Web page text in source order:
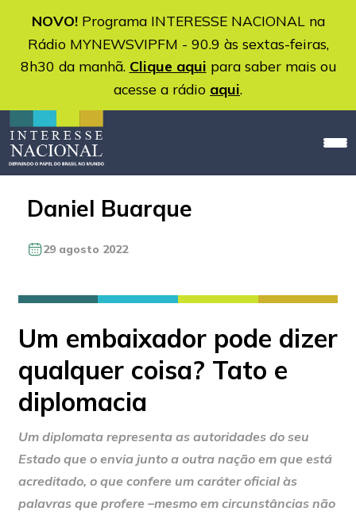
NOVO!Programa INTERESSE NACIONAL na
Rádio MYNEWSVIPFM - 90.9 às sextas-feiras,
8h30 da manhã. Clique aqui para saber mais ou
acesse a rádio aqui.
Daniel Buarque
29 agosto 2022
Um embaixador pode dizer
qualquer coisa? Tato e
diplomacia
Um diplomata representa as autoridades do seu
Estado que o envia junto a outra nação em que está
acreditado, o que confere um caráter oficial às
palavras que profere –mesmo em circunstâncias não